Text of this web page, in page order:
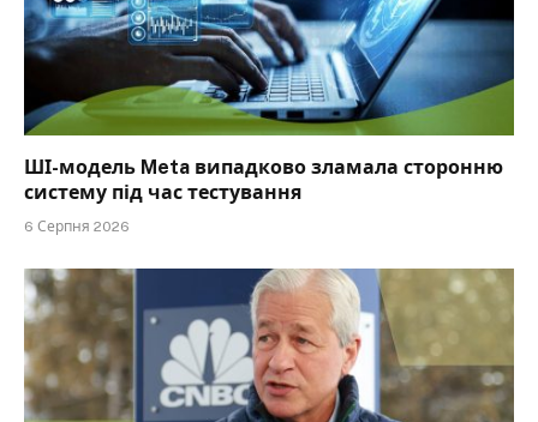
ШІ-модель Meta випадково зламала сторонню
систему під час тестування
6 Серпня 2026